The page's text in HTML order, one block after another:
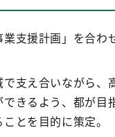
業支援計画」を合
支え合いながら
きるよう、都が
とを目的に策定。